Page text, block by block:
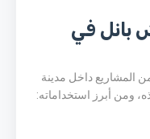
بانل في
المشاريع داخل مدينة
ومن أبرز استخداماته: